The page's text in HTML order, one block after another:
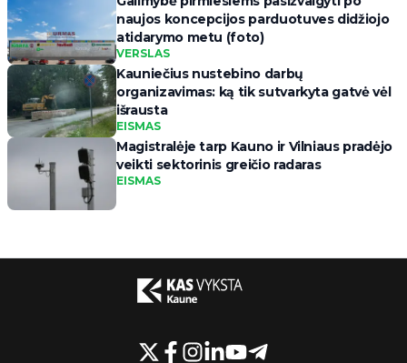
naujos koncepcijos parduotuves didžiojo
atidarymo metu (foto)
VERSLAS
Kauniečius nustebino darbų
organizavimas: ką tik sutvarkyta gatvė vėl
išrausta
EISMAS
Magistralėje tarp Kauno ir Vilniaus pradėjo
veikti sektorinis greičio radaras
EISMAS